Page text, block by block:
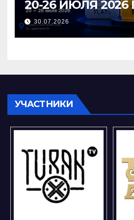
20-26 ИЮЛЯ 2026
30.07.2026
УЧАСТНИКИ